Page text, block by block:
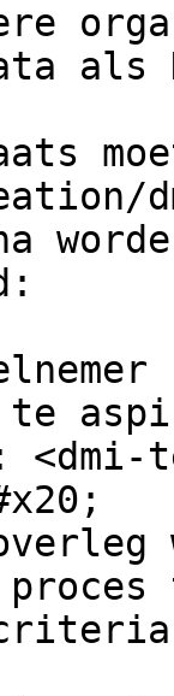
als
te
<dmi-